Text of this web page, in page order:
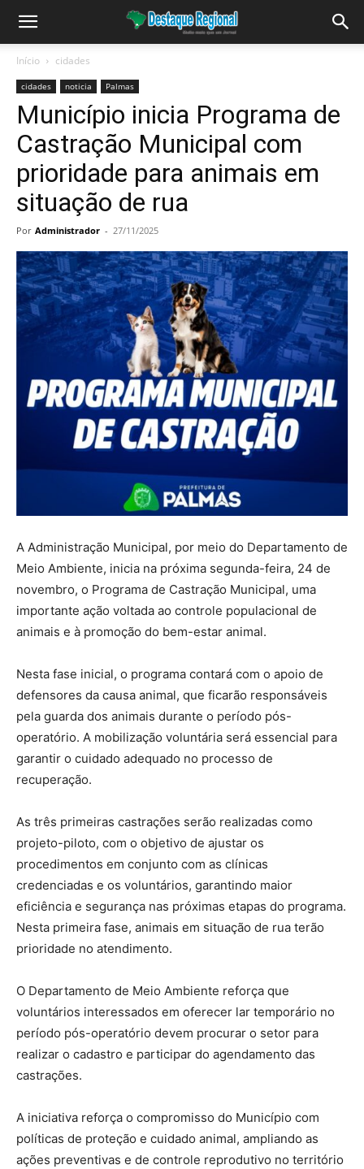
Início cidades
cidades noticia Palmas
Município inicia Programa de
Castração Municipal com
prioridade para animais em
situação de rua
Por Administrador - 27/11/2025
A Administração Municipal, por meio do Departamento de
Meio Ambiente, inicia na próxima segunda-feira, 24 de
novembro, o Programa de Castração Municipal, uma
importante ação voltada ao controle populacional de
animais e à promoção do bem-estar animal.
Nesta fase inicial, o programa contará com o apoio de
defensores da causa animal, que ficarão responsáveis
pela guarda dos animais durante o período pós-
operatório. A mobilização voluntária será essencial para
garantir o cuidado adequado no processo de
recuperação.
As três primeiras castrações serão realizadas como
projeto-piloto, com o objetivo de ajustar os
procedimentos em conjunto com as clínicas
credenciadas e os voluntários, garantindo maior
eficiência e segurança nas próximas etapas do programa.
Nesta primeira fase, animais em situação de rua terão
prioridade no atendimento.
O Departamento de Meio Ambiente reforça que
voluntários interessados em oferecer lar temporário no
período pós-operatório devem procurar o setor para
realizar o cadastro e participar do agendamento das
castrações.
A iniciativa reforça o compromisso do Município com
políticas de proteção e cuidado animal, ampliando as
ações preventivas e de controle reprodutivo no território